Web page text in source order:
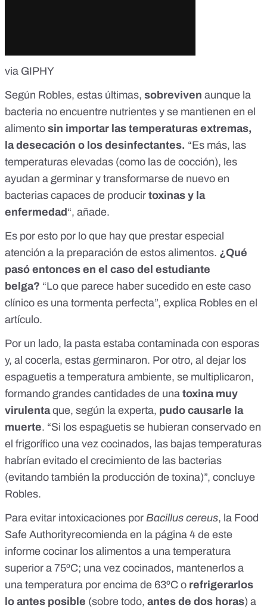
via GIPHY
Según Robles, estas últimas, sobreviven aunque la
bacteria no encuentre nutrientes y se mantienen en el
alimento sin importar las temperaturas extremas,
la desecación o los desinfectantes. “Es más, las
temperaturas elevadas (como las de cocción), les
ayudan a germinar y transformarse de nuevo en
bacterias capaces de producir toxinas y la
enfermedad “, añade.
Es por esto por lo que hay que prestar especial
atención a la preparación de estos alimentos. ¿Qué
pasó entonces en el caso del estudiante
belga? “Lo que parece haber sucedido en este caso
clínico es una tormenta perfecta”, explica Robles en el
artículo.
Por un lado, la pasta estaba contaminada con esporas
y, al cocerla, estas germinaron. Por otro, al dejar los
espaguetis a temperatura ambiente, se multiplicaron,
formando grandes cantidades de una toxina muy
virulentaque, según la experta, pudo causarle la
muerte. “Si los espaguetis se hubieran conservado en
el frigorífico una vez cocinados, las bajas temperaturas
habrían evitado el crecimiento de las bacterias
(evitando también la producción de toxina)”, concluye
Robles.
Para evitar intoxicaciones por Bacillus cereus, la Food
Safe Authorityrecomienda en la página 4 de este
informe cocinar los alimentos a una temperatura
superior a 75ºC; una vez cocinados, mantenerlos a
una temperatura por encima de 63ºC o refrigerarlos
lo antes posible (sobre todo, antes de dos horas) a